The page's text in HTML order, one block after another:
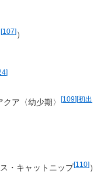
[107]）
]
クア 〈幼少期〉 [109][初出
ス・キャットニップ[110] ）